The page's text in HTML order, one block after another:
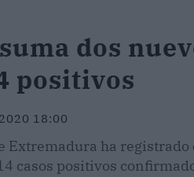
dos
positivos
18:00
Extremadura ha
casos positivos